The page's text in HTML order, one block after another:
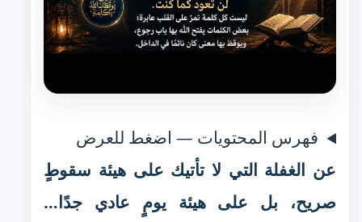
فهرس المحتويات — اضغط للعرض
عن الغفلة التي لا تأتيك على هيئة سقوطٍ
صريح، بل على هيئة يومٍ عادي جدًا…